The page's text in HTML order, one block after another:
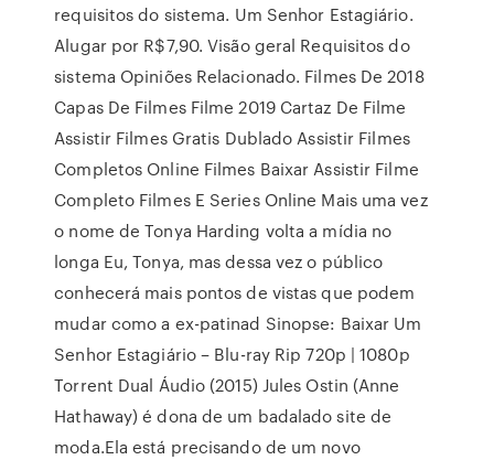
requisitos do sistema. Um Senhor Estagiário.
Alugar por R$7,90. Visão geral Requisitos do
sistema Opiniões Relacionado. Filmes De 2018
Capas De Filmes Filme 2019 Cartaz De Filme
Assistir Filmes Gratis Dublado Assistir Filmes
Completos Online Filmes Baixar Assistir Filme
Completo Filmes E Series Online Mais uma vez
o nome de Tonya Harding volta a mídia no
longa Eu, Tonya, mas dessa vez o público
conhecerá mais pontos de vistas que podem
mudar como a ex-patinad Sinopse: Baixar Um
Senhor Estagiário – Blu-ray Rip 720p | 1080p
Torrent Dual Áudio (2015) Jules Ostin (Anne
Hathaway) é dona de um badalado site de
moda.Ela está precisando de um novo